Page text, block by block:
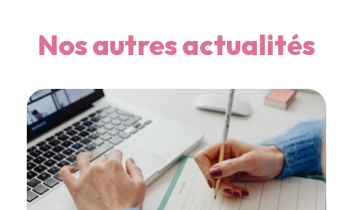
Nos autres actualités